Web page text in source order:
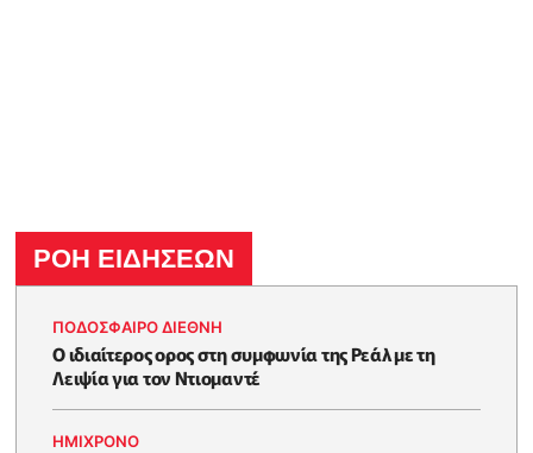
ΡΟΗ ΕΙΔΗΣΕΩΝ
ΠΟΔΟΣΦΑΙΡΟ ΔΙΕΘΝΗ
Ο ιδιαίτερος ορος στη συμφωνία της Ρεάλ με τη
Λειψία για τον Ντιομαντέ
HΜΊΧΡΟΝΟ